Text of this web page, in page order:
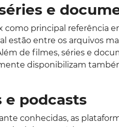
e
como principal referência
estão entre os arquivos
de filmes, séries e
disponibilizam
e podcasts
conhecidas, as